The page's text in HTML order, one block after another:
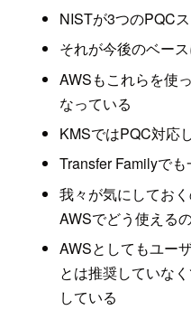
NISTが3つのPQC
それが今後のベー
AWSもこれらを使
なっている
KMSではPQC対応
Transfer Familyで
我々が気にしてお
AWSでどう使える
AWSとしてもユー
とは推奨していな
している